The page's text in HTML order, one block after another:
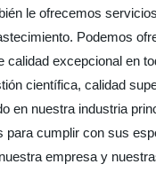
le ofrecemos
Podemos
excepcional en
científica, calidad
en nuestra industria
para cumplir con sus
empresa y